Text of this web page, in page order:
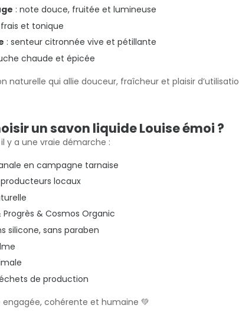
: note douce, fruitée et lumineuse
et tonique
: senteur citronnée vive et pétillante
chaude et épicée
naturelle qui allie douceur, fraîcheur et plaisir
un savon liquide Louise émoi ?
y a une vraie démarche :
en campagne tarnaise
locaux
& Cosmos Organic
silicone, sans paraben
de production
engagée, cohérente et humaine 💚